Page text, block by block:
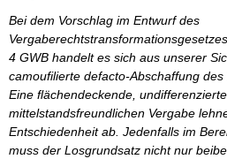
Bei dem Vorschlag im Entwurf des
4 GWB handelt es sich aus unserer
camoufilierte defacto-Abschaffung
Eine flächendeckende,
mittelstandsfreundlichen Vergabe
Entschiedenheit ab. Jedenfalls im
muss der Losgrundsatz nicht nur